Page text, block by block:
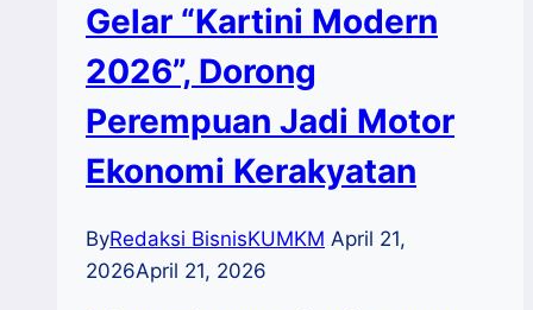
Gelar “Kartini Modern
2026”, Dorong
Perempuan Jadi Motor
Ekonomi Kerakyatan
ByRedaksi BisnisKUMKM April 21,
2026April 21, 2026